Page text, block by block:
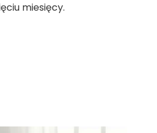
miesięcy.